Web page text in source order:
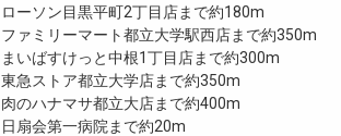
ローソン目黒平町2丁目店まで約180m
ファミリーマート都立大学駅西店まで約350m
まいばすけっと中根1丁目店まで約300m
東急ストア都立大学店まで約350m
肉のハナマサ都立大店まで約400m
日扇会第一病院まで約20m